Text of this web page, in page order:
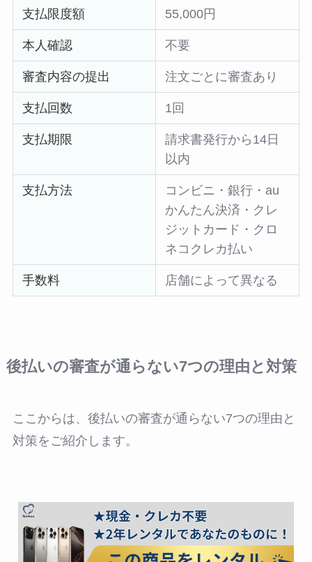
支払限度額 55,000円
本人確認 不要
審査内容の提出 注文ごとに審査あり
支払回数 1回
支払期限
請求書発行から14日
以内
支払方法
コンビニ・銀行・au
かんたん決済・クレ
ジットカード・クロ
ネコクレカ払い
手数料 店舗によって異なる
後払いの審査が通らない7つの理由と対策
ここからは、後払いの審査が通らない7つの理由と
対策をご紹介します。